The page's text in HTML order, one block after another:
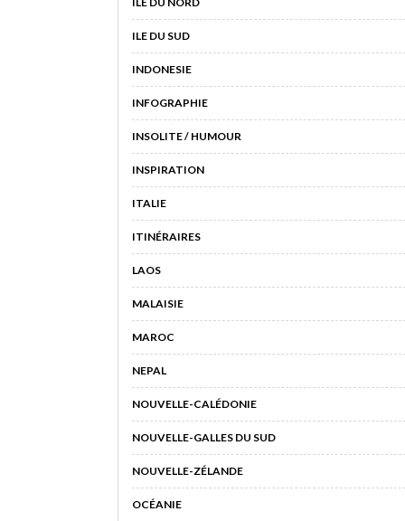
ILE DU SUD
INDONESIE
INFOGRAPHIE
INSOLITE / HUMOUR
INSPIRATION
ITALIE
ITINÉRAIRES
LAOS
MALAISIE
MAROC
NEPAL
NOUVELLE-CALÉDONIE
NOUVELLE-GALLES DU SUD
NOUVELLE-ZÉLANDE
OCÉANIE